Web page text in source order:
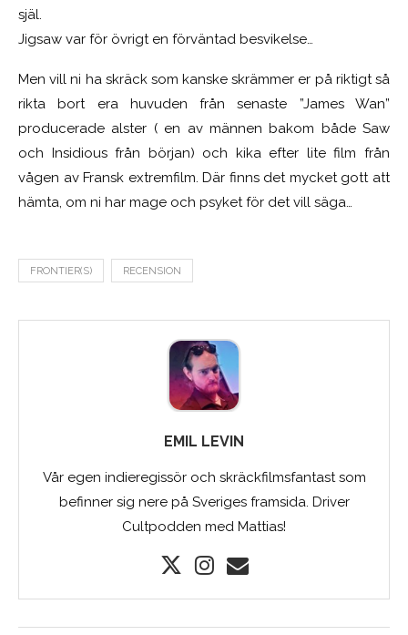
själ.
Jigsaw var för övrigt en förväntad besvikelse…
Men vill ni ha skräck som kanske skrämmer er på riktigt så
rikta bort era huvuden från senaste ”James Wan”
producerade alster ( en av männen bakom både Saw
och Insidious från början) och kika efter lite film från
vågen av Fransk extremfilm. Där finns det mycket gott att
hämta, om ni har mage och psyket för det vill säga…
FRONTIER(S) RECENSION
EMIL LEVIN
Vår egen indieregissör och skräckfilmsfantast som
befinner sig nere på Sveriges framsida. Driver
Cultpodden med Mattias!